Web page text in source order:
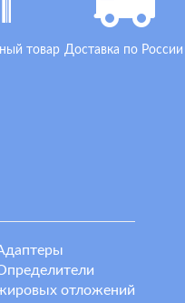
товар Доставка по России
отложений